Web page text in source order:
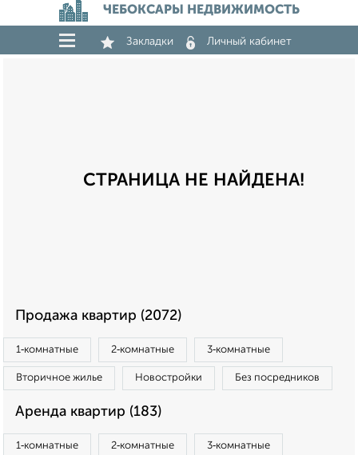
ЧЕБОКСАРЫ НЕДВИЖИМОСТЬ
Закладки Личный кабинет
СТРАНИЦА НЕ НАЙДЕНА!
Продажа квартир (2072)
1‑комнатные 2‑комнатные 3‑комнатные
Вторичное жилье Новостройки Без посредников
Аренда квартир (183)
1‑комнатные 2‑комнатные 3‑комнатные